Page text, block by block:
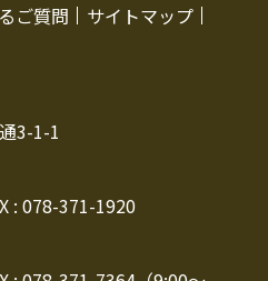
ご質問
サイトマップ
3-1-1
: 078-371-1920